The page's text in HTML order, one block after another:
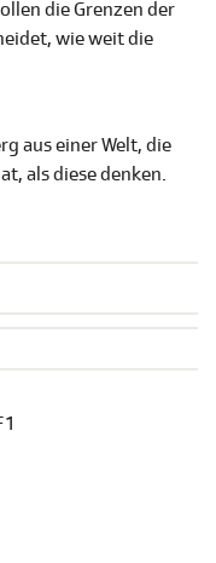
die Grenzen der
wie weit die
aus einer Welt, die
als diese denken.